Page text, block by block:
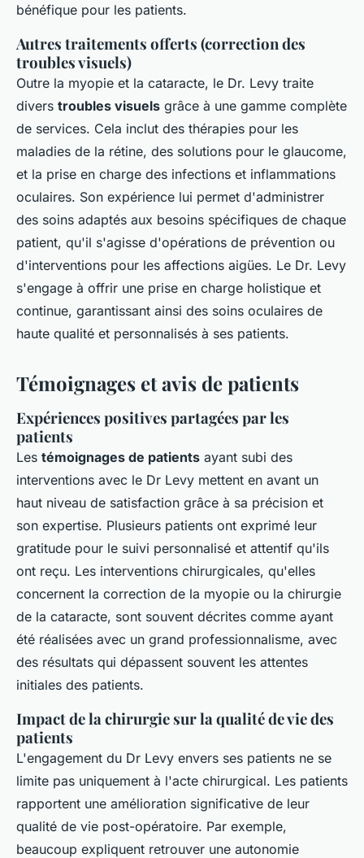
bénéfique pour les patients.
Autres traitements offerts (correction des
troubles visuels)
Outre la myopie et la cataracte, le Dr. Levy traite
divers troubles visuels grâce à une gamme complète
de services. Cela inclut des thérapies pour les
maladies de la rétine, des solutions pour le glaucome,
et la prise en charge des infections et inflammations
oculaires. Son expérience lui permet d'administrer
des soins adaptés aux besoins spécifiques de chaque
patient, qu'il s'agisse d'opérations de prévention ou
d'interventions pour les affections aigües. Le Dr. Levy
s'engage à offrir une prise en charge holistique et
continue, garantissant ainsi des soins oculaires de
haute qualité et personnalisés à ses patients.
Témoignages et avis de patients
Expériences positives partagées par les
patients
Les témoignages de patients ayant subi des
interventions avec le Dr Levy mettent en avant un
haut niveau de satisfaction grâce à sa précision et
son expertise. Plusieurs patients ont exprimé leur
gratitude pour le suivi personnalisé et attentif qu'ils
ont reçu. Les interventions chirurgicales, qu'elles
concernent la correction de la myopie ou la chirurgie
de la cataracte, sont souvent décrites comme ayant
été réalisées avec un grand professionnalisme, avec
des résultats qui dépassent souvent les attentes
initiales des patients.
Impact de la chirurgie sur la qualité de vie des
patients
L'engagement du Dr Levy envers ses patients ne se
limite pas uniquement à l'acte chirurgical. Les patients
rapportent une amélioration significative de leur
qualité de vie post-opératoire. Par exemple,
beaucoup expliquent retrouver une autonomie